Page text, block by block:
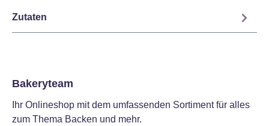
Zutaten
Bakeryteam
Ihr Onlineshop mit dem umfassenden Sortiment für alles
zum Thema Backen und mehr.